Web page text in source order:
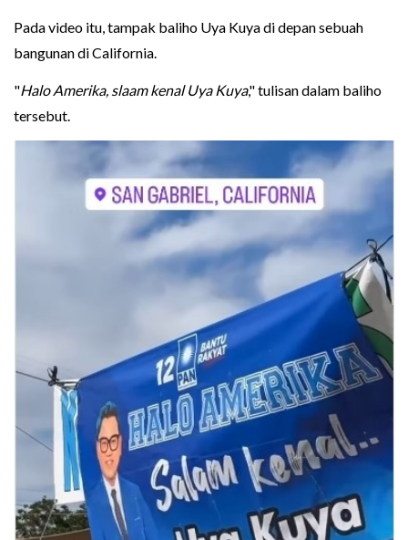
Pada video itu, tampak baliho Uya Kuya di depan sebuah
bangunan di California.
"Halo Amerika, slaam kenal Uya Kuya," tulisan dalam baliho
tersebut.